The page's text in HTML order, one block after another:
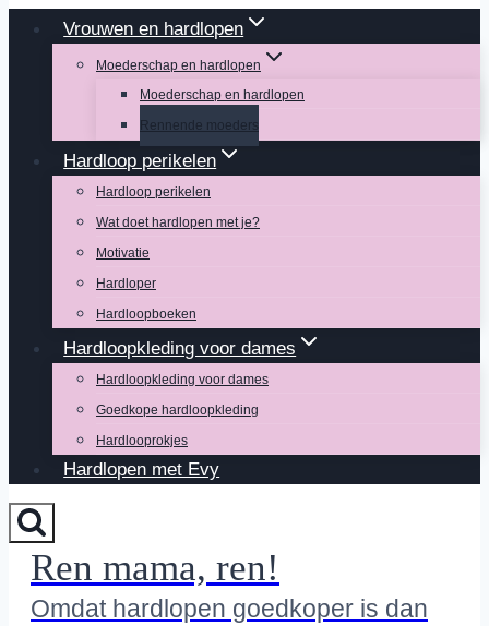
Vrouwen en hardlopen
Moederschap en hardlopen
Moederschap en hardlopen
Rennende moeders
Hardloop perikelen
Hardloop perikelen
Wat doet hardlopen met je?
Motivatie
Hardloper
Hardloopboeken
Hardloopkleding voor dames
Hardloopkleding voor dames
Goedkope hardloopkleding
Hardlooprokjes
Hardlopen met Evy
Ren mama, ren!
Omdat hardlopen goedkoper is dan